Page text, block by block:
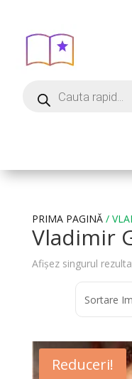
PRIMA PAGINĂ/
Vladimir
Afișez singurul
Reduceri!